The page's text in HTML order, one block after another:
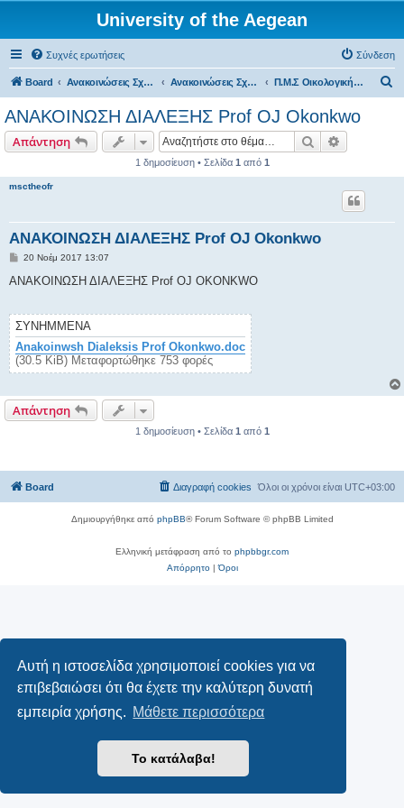
Αυτή η ιστοσελίδα χρησιμοποιεί cookies για να
επιβεβαιώσει ότι θα έχετε την καλύτερη δυνατή
εμπειρία χρήσης. Μάθετε περισσότερα
Το κατάλαβα!
University of the Aegean
Συχνές ερωτήσεις Σύνδεση
Board Ανακοινώσεις Σχολών, Τμημάτων, Συλλόγων & Υπηρεσιών Ανακοινώσεις Σχολών & Τμημάτων (Μυτιλήνη) Π.Μ.Σ Οικολογική Μηχανική & Κλιματική Αλλαγή
ΑΝΑΚΟΙΝΩΣΗ ΔΙΑΛΕΞΗΣ Prof OJ Okonkwo
Απάντηση Αναζήτηση
1 δημοσίευση • Σελίδα 1 από 1
msctheofr
ΑΝΑΚΟΙΝΩΣΗ ΔΙΑΛΕΞΗΣ Prof OJ Okonkwo
Δ
μ
ε
υ
σ
η
20 Νοέμ 2017 13:07
ΑΝΑΚΟΙΝΩΣΗ ΔΙΑΛΕΞΗΣ Prof OJ OKONKWO
ΣΥΝΗΜΜΈΝΑ
Anakoinwsh Dialeksis Prof Okonkwo.doc
(30.5 KiB) Μεταφορτώθηκε 753 φορές
Απάντηση
1 δημοσίευση • Σελίδα 1 από 1
Board Όλοι οι χρόνοι είναι UTC+03:00
Διαγραφή cookies
Δημιουργήθηκε από phpBB® Forum Software © phpBB Limited
Ελληνική μετάφραση από το phpbbgr.com
Απόρρητο|Όροι